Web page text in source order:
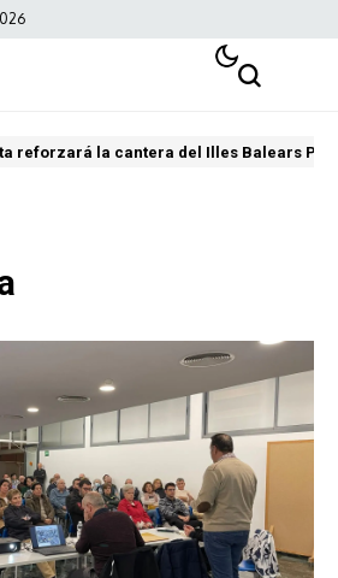
reforzará la cantera del Illes Balears